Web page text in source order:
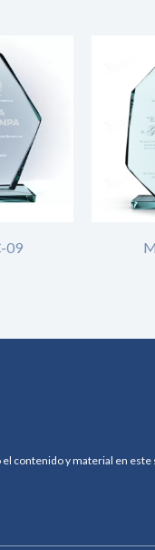
09
el contenido y material en